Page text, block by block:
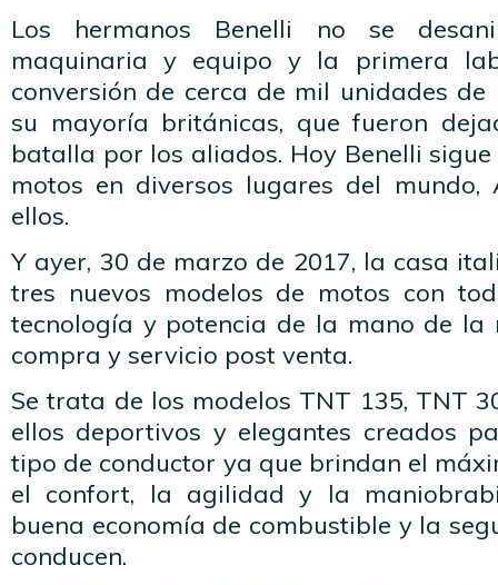
Los hermanos Benelli no se
maquinaria y equipo y la primera
conversión de cerca de mil unidades
su mayoría británicas, que fueron
batalla por los aliados. Hoy Benelli
motos en diversos lugares del mundo,
ellos.
Y ayer, 30 de marzo de 2017, la casa
tres nuevos modelos de motos con
tecnología y potencia de la mano de la
compra y servicio post venta.
Se trata de los modelos TNT 135, TNT
ellos deportivos y elegantes creados
tipo de conductor ya que brindan el
el confort, la agilidad y la
buena economía de combustible y la
conducen.